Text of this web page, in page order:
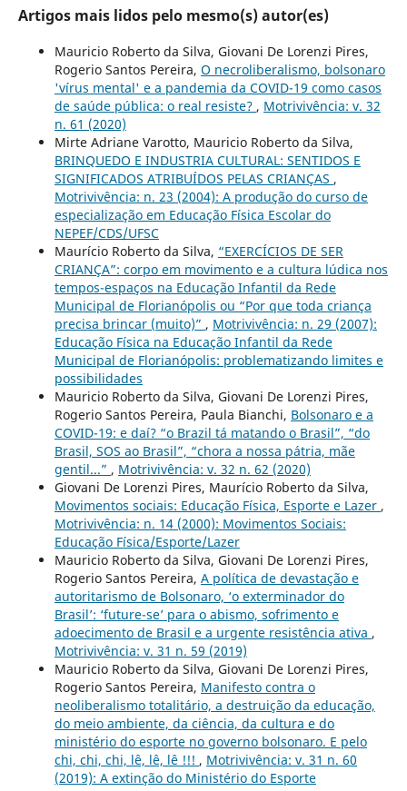
Artigos mais lidos pelo mesmo(s) autor(es)
Mauricio Roberto da Silva, Giovani De Lorenzi Pires,
Rogerio Santos Pereira, O necroliberalismo, bolsonaro
'vírus mental' e a pandemia da COVID-19 como casos
de saúde pública: o real resiste? , Motrivivência: v. 32
n. 61 (2020)
Mirte Adriane Varotto, Mauricio Roberto da Silva,
BRINQUEDO E INDUSTRIA CULTURAL: SENTIDOS E
SIGNIFICADOS ATRIBUÍDOS PELAS CRIANÇAS ,
Motrivivência: n. 23 (2004): A produção do curso de
especialização em Educação Física Escolar do
NEPEF/CDS/UFSC
Maurício Roberto da Silva, “EXERCÍCIOS DE SER
CRIANÇA”: corpo em movimento e a cultura lúdica nos
tempos-espaços na Educação Infantil da Rede
Municipal de Florianópolis ou “Por que toda criança
precisa brincar (muito)” , Motrivivência: n. 29 (2007):
Educação Física na Educação Infantil da Rede
Municipal de Florianópolis: problematizando limites e
possibilidades
Mauricio Roberto da Silva, Giovani De Lorenzi Pires,
Rogerio Santos Pereira, Paula Bianchi, Bolsonaro e a
COVID-19: e daí? “o Brazil tá matando o Brasil”, “do
Brasil, SOS ao Brasil”, “chora a nossa pátria, mãe
gentil...” , Motrivivência: v. 32 n. 62 (2020)
Giovani De Lorenzi Pires, Maurício Roberto da Silva,
Movimentos sociais: Educação Física, Esporte e Lazer ,
Motrivivência: n. 14 (2000): Movimentos Sociais:
Educação Física/Esporte/Lazer
Mauricio Roberto da Silva, Giovani De Lorenzi Pires,
Rogerio Santos Pereira, A política de devastação e
autoritarismo de Bolsonaro, ‘o exterminador do
Brasil’: ‘future-se’ para o abismo, sofrimento e
adoecimento de Brasil e a urgente resistência ativa ,
Motrivivência: v. 31 n. 59 (2019)
Mauricio Roberto da Silva, Giovani De Lorenzi Pires,
Rogerio Santos Pereira, Manifesto contra o
neoliberalismo totalitário, a destruição da educação,
do meio ambiente, da ciência, da cultura e do
ministério do esporte no governo bolsonaro. E pelo
chi, chi, chi, lê, lê, lê !!! , Motrivivência: v. 31 n. 60
(2019): A extinção do Ministério do Esporte